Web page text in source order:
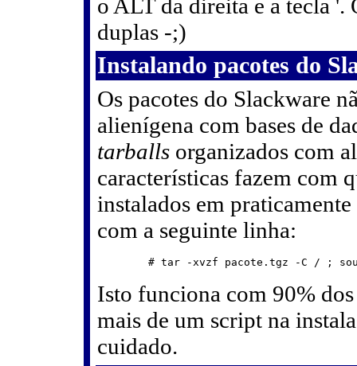
o ALT da direita e a tecla '.
duplas -;)
Instalando pacotes do
Os pacotes do Slackware
alienígena com bases de
tarballs organizados com
características fazem com
instalados em
com a seguinte linha:
Isto funciona com 90%
mais de um script na
cuidado.